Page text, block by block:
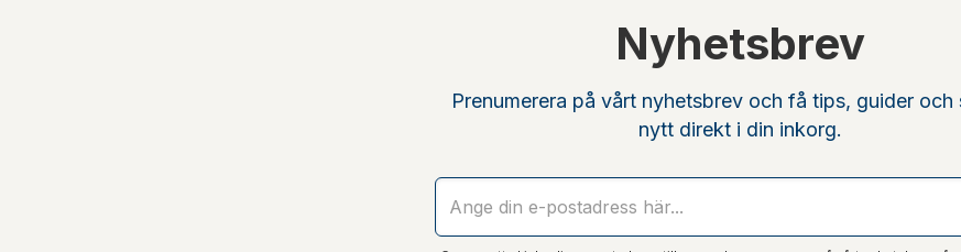
Nyhetsbrev
Prenumerera på vårt nyhetsbrev och få tips, guider och
nytt direkt i din inkorg.